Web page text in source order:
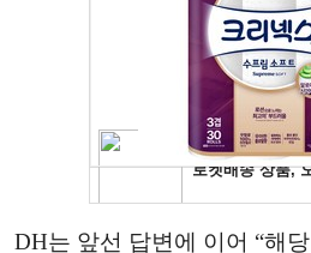
DH는 앞선 답변에 이어 “해